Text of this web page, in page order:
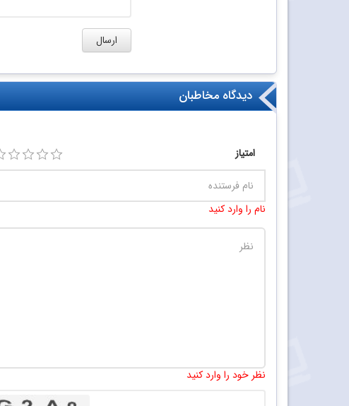
دیدگاه‌ مخاطبان
امتیاز
نام را وارد کنید
نظر خود را وارد کنید